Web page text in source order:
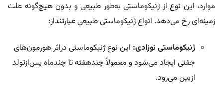
موارد، این نوع از ژنیکوماستی به‌طور طبیعی و بدون هیچ‌گونه علت
زمینه‌ای رخ می‌دهد. انواع ژنیکوماستی طبیعی عبارتنداز:
ژنیکوماستی نوزادی: این نوع ژنیکوماستی دراثر هورمون‌های
جفتی ایجاد می‌شود و معمولاً چندهفته تا چندماه پس‌ازتولد
ازبین می‌رود.